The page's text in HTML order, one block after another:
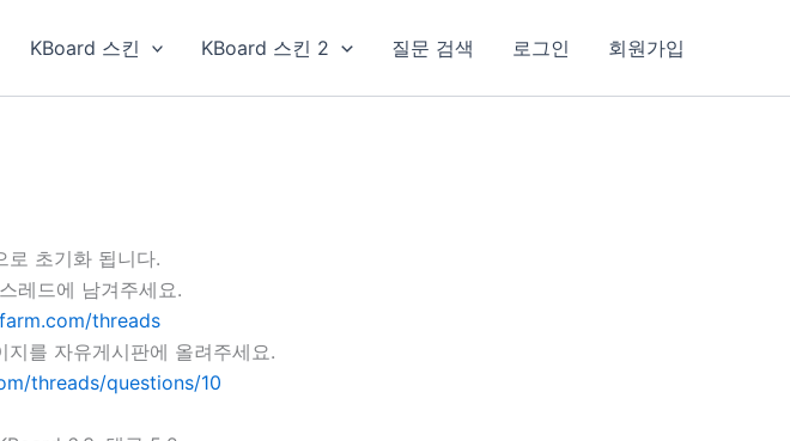
KBoard 스킨 KBoard 스킨 2 질문 검색 로그인 회원가입
로 초기화 됩니다.
레드에 남겨주세요.
threads
를 자유게시판에 올려주세요.
threads/questions/10